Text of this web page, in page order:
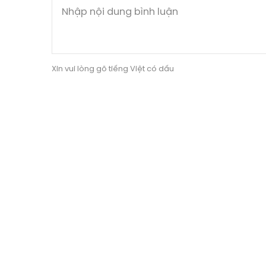
Xin vui lòng gõ tiếng Việt có dấu